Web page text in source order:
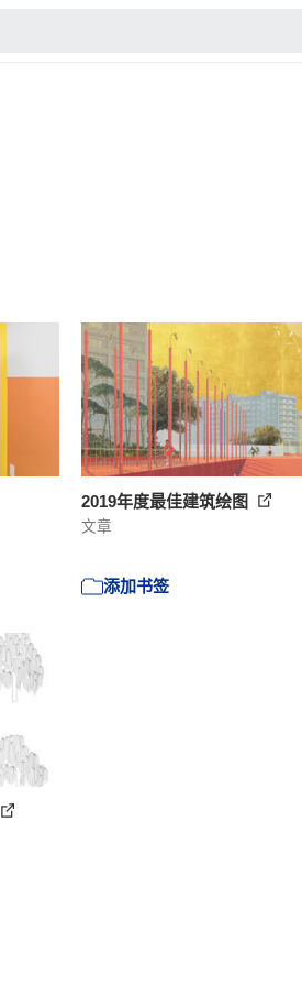
2019年度最佳建筑绘图
文章
添加书签